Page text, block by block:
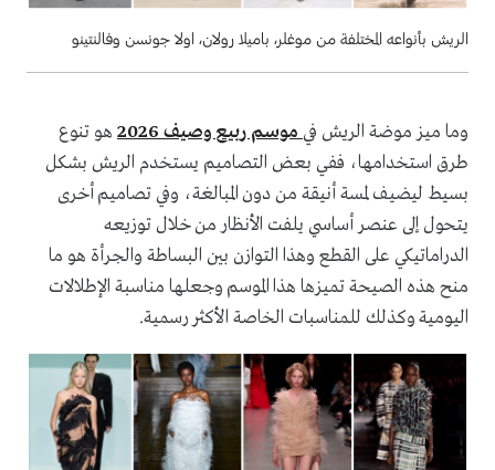
الريش بأنواعه المختلفة من موغلر، باميلا رولان، اولا جونسن وفالنتينو
وما ميز موضة الريش في موسم ربيع وصيف 2026
هو تنوع
طرق استخدامها، ففي بعض التصاميم يستخدم الريش بشكل
بسيط ليضيف لمسة أنيقة من دون المبالغة، وفي تصاميم أخرى
يتحول إلى عنصر أساسي يلفت الأنظار من خلال توزيعه
الدراماتيكي على القطع وهذا التوازن بين البساطة والجرأة هو ما
منح هذه الصيحة تميزها هذا الموسم وجعلها مناسبة الإطلالات
اليومية وكذلك للمناسبات الخاصة الأكثر رسمية.